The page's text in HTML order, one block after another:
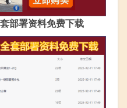
部署资料免费下载